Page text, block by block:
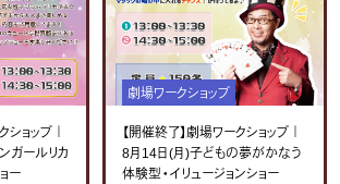
ショップ｜
ガールリカ
ー
劇場ワークショップ
【開催終了】劇場ワークショップ｜
8月14日(月)子どもの夢がかなう
体験型・イリュージョンショー